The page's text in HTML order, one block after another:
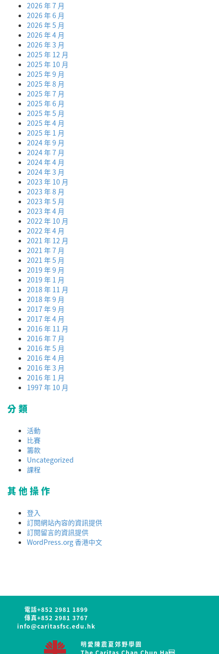
2026 年 7 月
2026 年 6 月
2026 年 5 月
2026 年 4 月
2026 年 3 月
2025 年 12 月
2025 年 10 月
2025 年 9 月
2025 年 8 月
2025 年 7 月
2025 年 6 月
2025 年 5 月
2025 年 4 月
2025 年 1 月
2024 年 9 月
2024 年 7 月
2024 年 4 月
2024 年 3 月
2023 年 10 月
2023 年 8 月
2023 年 5 月
2023 年 4 月
2022 年 10 月
2022 年 4 月
2021 年 12 月
2021 年 7 月
2021 年 5 月
2019 年 9 月
2019 年 1 月
2018 年 11 月
2018 年 9 月
2017 年 9 月
2017 年 4 月
2016 年 11 月
2016 年 7 月
2016 年 5 月
2016 年 4 月
2016 年 3 月
2016 年 1 月
1997 年 10 月
分類
活動
比賽
籌款
Uncategorized
課程
其他操作
登入
訂閱網站內容的資訊提供
訂閱留言的資訊提供
WordPress.org 香港中文
電話+852 2981 1899
傳真+852 2981 3767
info@caritasfsc.edu.hk
明愛陳震夏郊野學園